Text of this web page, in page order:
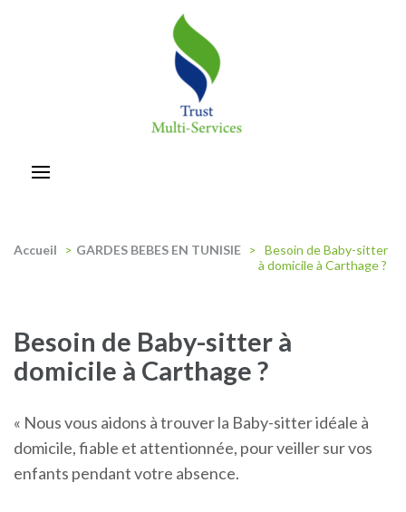
Accueil > GARDES BEBES EN TUNISIE > Besoin de Baby-sitter
à domicile à Carthage ?
Besoin de Baby-sitter à
domicile à Carthage ?
« Nous vous aidons à trouver la Baby-sitter idéale à
domicile, fiable et attentionnée, pour veiller sur vos
enfants pendant votre absence.